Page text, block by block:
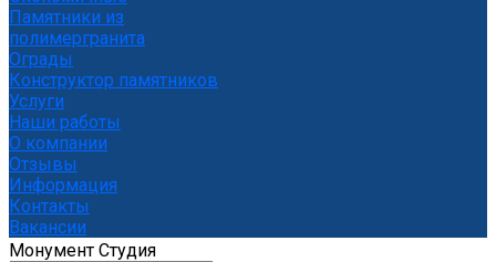
Памятники из
полимергранита
Ограды
Конструктор памятников
Услуги
Наши работы
О компании
Отзывы
Информация
Контакты
Вакансии
Монумент Студия